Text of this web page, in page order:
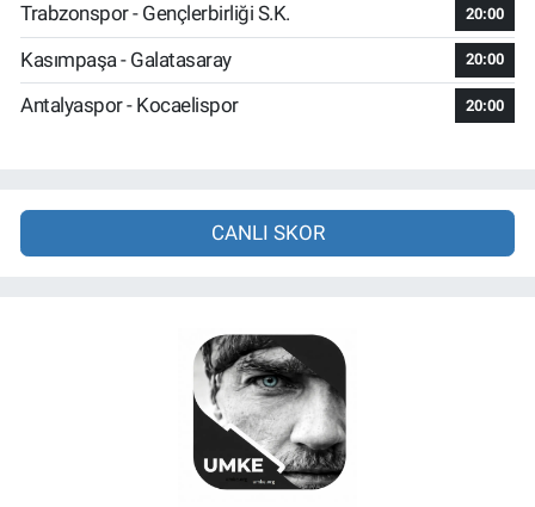
Trabzonspor - Gençlerbirliği S.K. 20:00
Kasımpaşa - Galatasaray 20:00
Antalyaspor - Kocaelispor 20:00
CANLI SKOR